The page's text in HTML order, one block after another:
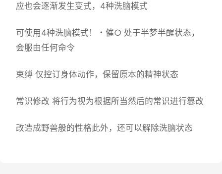
应也会逐渐发生变式，4种洗脑模式
可使用4种洗脑模式！・催○ 处于半梦半醒状态，
会服由任何命令
束缚 仅控订身体动作，保留原本的精神状态
常识修改 将行为视为根据所当然后的常识进行篡改
改造成野兽般的性格此外，还可以解除洗脑状态